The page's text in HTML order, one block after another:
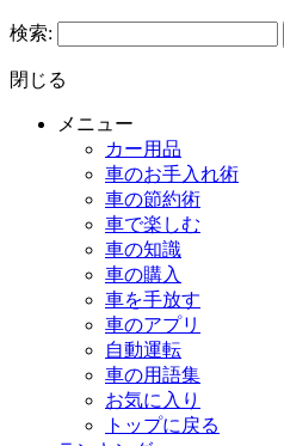
検索:
閉じる
メニュー
カー用品
車のお手入れ術
車の節約術
車で楽しむ
車の知識
車の購入
車を手放す
車のアプリ
自動運転
車の用語集
お気に入り
トップに戻る